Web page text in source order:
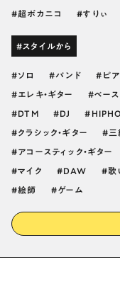
超ボカニコ すりぃ
#スタイルから
ソロ バンド ピア
エレキ・ギター ベース
DTM DJ
クラシック・ギター 三
アコースティック・ギター
マイク DAW 歌
絵師 ゲーム